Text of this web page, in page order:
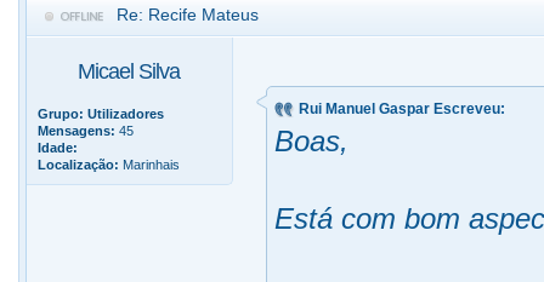
Re: Recife Mateus
Micael Silva
Grupo: Utilizadores
Mensagens: 45
Idade:
Localização: Marinhais
Rui Manuel Gaspar Escreveu:
Boas,
Está com bom